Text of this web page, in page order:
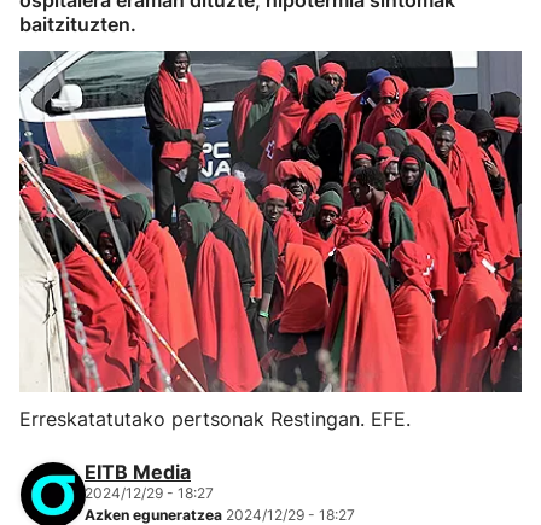
baitzituzten.
Erreskatatutako pertsonak Restingan. EFE.
EITB Media
2024/12/29 - 18:27
Azken eguneratzea 2024/12/29 - 18:27